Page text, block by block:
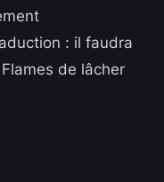
: il faudra
de lâcher